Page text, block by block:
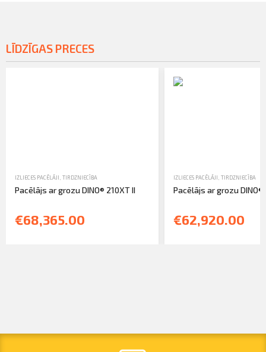
LĪDZĪGAS PRECES
IZLIECES PACĒLĀJI TIRDZNIECĪBA
Pacēlājs ar grozu DINO® 210XT II
€68,365.00
IZLIECES PACĒLĀJI TIRDZNIECĪBA
Pacēlājs ar grozu DINO®
€62,920.00